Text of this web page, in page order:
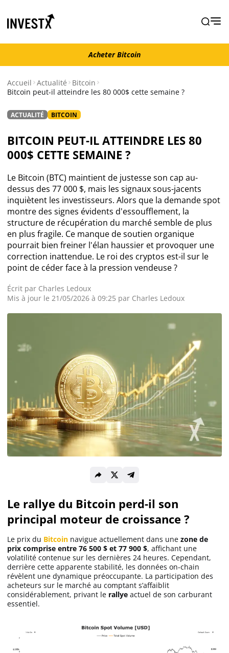
Acheter Bitcoin
Actualité Ethereum
Actualité Altcoins
Actualité NFT
Actualité Exchanges
Guides
Prédictions
Cryptomonnaies
Bitcoin (BTC)
Ethereum (ETH)
Ripple (XRP)
Dogecoin (DOGE)
Binance Coin (BNB)
Acheter Bitcoin
Accueil Actualité
Bitcoin
Bitcoin peut-il atteindre les 80 000$ cette semaine ?
ACTUALITÉ BITCOIN
BITCOIN PEUT-IL ATTEINDRE LES 80
000$ CETTE SEMAINE ?
Le Bitcoin (BTC) maintient de justesse son cap au-
dessus des 77 000 $, mais les signaux sous-jacents
inquiètent les investisseurs. Alors que la demande spot
montre des signes évidents d'essoufflement, la
structure de récupération du marché semble de plus
en plus fragile. Ce manque de soutien organique
pourrait bien freiner l'élan haussier et provoquer une
correction inattendue. Le roi des cryptos est-il sur le
point de céder face à la pression vendeuse ?
Écrit par Charles Ledoux
Mis à jour le 21/05/2026 à 09:25 par Charles Ledoux
Le rallye du Bitcoin perd-il son
principal moteur de croissance ?
Le prix du Bitcoin navigue actuellement dans une zone de
prix comprise entre 76 500 $ et 77 900 $, affichant une
volatilité contenue sur les dernières 24 heures. Cependant,
derrière cette apparente stabilité, les données on-chain
révèlent une dynamique préoccupante. La participation des
acheteurs sur le marché au comptant s’affaiblit
considérablement, privant le rallye actuel de son carburant
essentiel.